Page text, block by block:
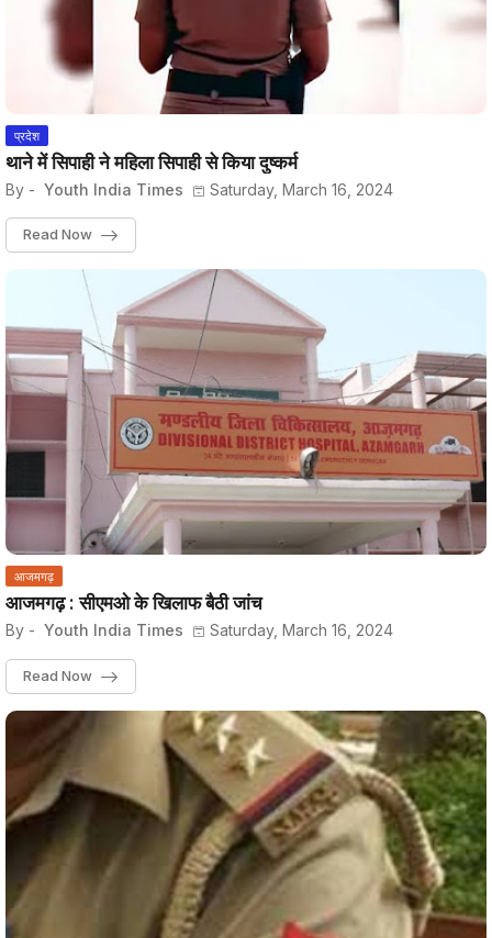
प्रदेश
थाने में सिपाही ने महिला सिपाही से किया दुष्कर्म
By - Youth India Times Saturday, March 16, 2024
Read Now
आजमगढ़
आजमगढ़ : सीएमओ के खिलाफ बैठी जांच
By - Youth India Times Saturday, March 16, 2024
Read Now